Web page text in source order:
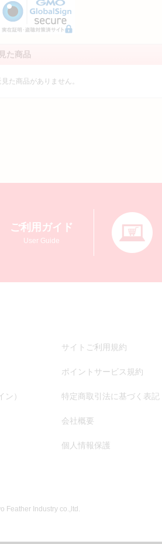
た商品
見た商品がありません。
ご利用ガイド
User Guide
）
サイトご利用規約
ポイントサービス規約
特定商取引法に基づく表記
会社概要
個人情報保護
Feather Industry co.,ltd.